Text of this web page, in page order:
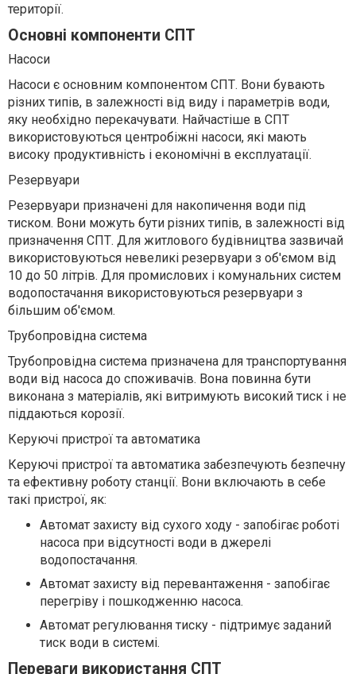
території.
Основні компоненти СПТ
Насоси
Насоси є основним компонентом СПТ. Вони бувають
різних типів, в залежності від виду і параметрів води,
яку необхідно перекачувати. Найчастіше в СПТ
використовуються центробіжні насоси, які мають
високу продуктивність і економічні в експлуатації.
Резервуари
Резервуари призначені для накопичення води під
тиском. Вони можуть бути різних типів, в залежності від
призначення СПТ. Для житлового будівництва зазвичай
використовуються невеликі резервуари з об'ємом від
10 до 50 літрів. Для промислових і комунальних систем
водопостачання використовуються резервуари з
більшим об'ємом.
Трубопровідна система
Трубопровідна система призначена для транспортування
води від насоса до споживачів. Вона повинна бути
виконана з матеріалів, які витримують високий тиск і не
піддаються корозії.
Керуючі пристрої та автоматика
Керуючі пристрої та автоматика забезпечують безпечну
та ефективну роботу станції. Вони включають в себе
такі пристрої, як:
Автомат захисту від сухого ходу - запобігає роботі
насоса при відсутності води в джерелі
водопостачання.
Автомат захисту від перевантаження - запобігає
перегріву і пошкодженню насоса.
Автомат регулювання тиску - підтримує заданий
тиск води в системі.
Переваги використання СПТ